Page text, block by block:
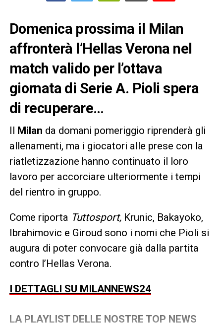
Domenica prossima il Milan
affronterà l’Hellas Verona nel
match valido per l’ottava
giornata di Serie A. Pioli spera
di recuperare…
Il Milan da domani pomeriggio riprenderà gli
allenamenti, ma i giocatori alle prese con la
riatletizzazione hanno continuato il loro
lavoro per accorciare ulteriormente i tempi
del rientro in gruppo.
Come riporta Tuttosport,Krunic, Bakayoko,
Ibrahimovic e Giroud sono i nomi che Pioli si
augura di poter convocare già dalla partita
contro l’Hellas Verona.
I DETTAGLI SU MILANNEWS24
LA PLAYLIST DELLE NOSTRE TOP NEWS